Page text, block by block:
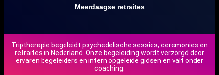
Meerdaagse retraites
Triptherapie begeleidt psychedelische sessies, ceremonies en
retraites in Nederland. Onze begeleiding wordt verzorgd door
ervaren begeleiders en intern opgeleide gidsen en valt onder
coaching.
DE